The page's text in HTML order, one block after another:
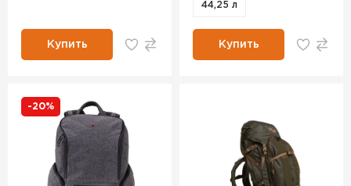
Купить
44,25 л
Купить
-20%